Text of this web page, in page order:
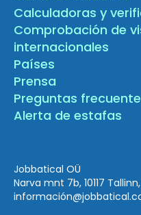
Calculadoras y
Comprobación de
internacionales
Países
Prensa
Preguntas
Alerta de estafas
Jobbatical OÜ
Narva mnt 7b, 10117
información